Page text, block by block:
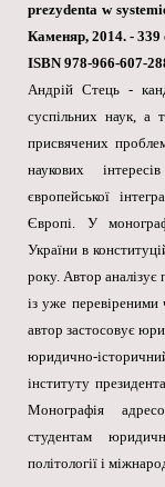
prezydenta w
Каменяр, 2014. - 339
ISBN 978-966-607-
Андрій Стець -
суспільних наук, а
присвячених
наукових
європейської
Європі. У
України в
року. Автор аналізує
із уже
автор застосовує
юридично-
інституту
Монографія
студентам
політології і